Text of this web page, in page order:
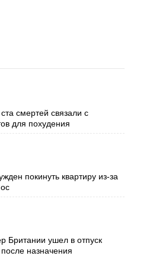
смертей связали с
для похудения
покинуть квартиру из-за
Британии ушел в отпуск
назначения